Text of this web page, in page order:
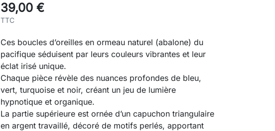
39,00 €
TTC
Ces boucles d’oreilles en ormeau naturel (abalone) du
pacifique séduisent par leurs couleurs vibrantes et leur
éclat irisé unique.
Chaque pièce révèle des nuances profondes de bleu,
vert, turquoise et noir, créant un jeu de lumière
hypnotique et organique.
La partie supérieure est ornée d’un capuchon triangulaire
en argent travaillé, décoré de motifs perlés, apportant